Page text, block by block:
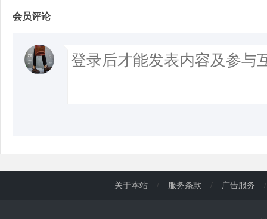
会员评论
关于本站 / 服务条款 / 广告服务 /